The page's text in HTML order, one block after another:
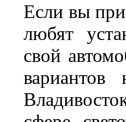
Если вы
любят
свой